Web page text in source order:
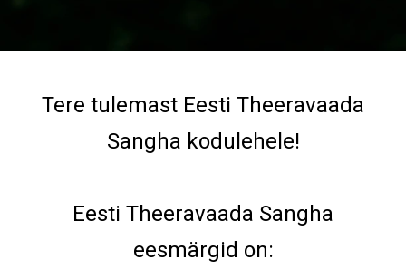
Tere tulemast Eesti Theeravaada
Sangha kodulehele!
Eesti Theeravaada Sangha
eesmärgid on: